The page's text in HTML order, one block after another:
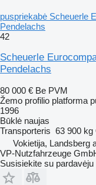
puspriekabė Scheuerle
Pendelachs
42
Scheuerle
Pendelachs
80 000 € Be PVM
Žemo profilio platforma
1996
Būklė naujas
Transporteris 63 900 kg
Vokietija, Landsberg
VP-Nutzfahrzeuge
Susisiekite su pardavėju